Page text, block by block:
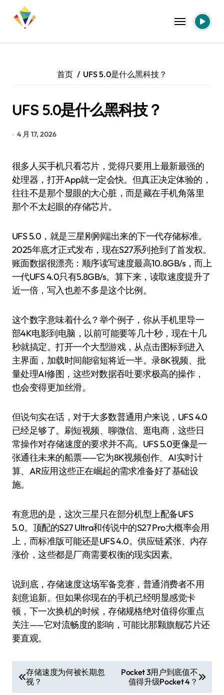
首页 UFS 5.0是什么黑科技？
UFS 5.0是什么黑科技？
4 月 17, 2026
很多人买手机只看芯片，觉得只要用上最新最强的
处理器，打开App就一定会快。但真正决定体验的，
往往不是那个显眼的大心脏，而是藏在手机角落里
那个不太起眼的存储芯片。
UFS 5.0，就是三星刚刚端出来的下一代存储标准。
2025年底才正式发布，现在S27系列抢到了首发权。
账面数据很漂亮：顺序读写速度最高10.8GB/s，而上
一代UFS 4.0只有5.8GB/s。算下来，读取速度提升了
近一倍，写入也差不多是这个比例。
这个数字意味着什么？举个例子，你从手机里导一
部4K电影到电脑，以前可能要等几十秒，现在十几
秒就搞定。打开一个大型游戏，从点击图标到进入
主界面，加载时间能缩短将近一半。录8K视频、批
量处理AI修图，这些对数据吞吐要求极高的操作，
也会变得更加丝滑。
但说句实在话，对于大多数普通用户来说，UFS 4.0
已经足够了。刷短视频、聊微信、逛电商，这些日
常操作对存储速度的要求并不高。UFS 5.0更像是一
张通往未来的船票——它为8K视频创作、AI实时计
算、AR应用这些正在崛起的需求准备好了基础设
施。
有意思的是，这次三星只在部分机型上配备UFS
5.0。顶配的S27 Ultra和传说中的S27 Pro大概率会用
上，而标准版可能还是UFS 4.0。供应链紧张、内存
涨价，这些都是厂商需要权衡的现实因素。
说到底，存储速度这场军备竞赛，普通消费者不用
刻意追新。但如果你现在的手机已经明显感觉卡
顿，下一次换机的时候，存储规格绝对值得你重点
关注——它对流畅度的影响，可能比那颗旗舰芯片还
要直观。
章
存储速度为何被长期忽
视？
Pocket 3用户到底值不
值得升级Pocket 4？